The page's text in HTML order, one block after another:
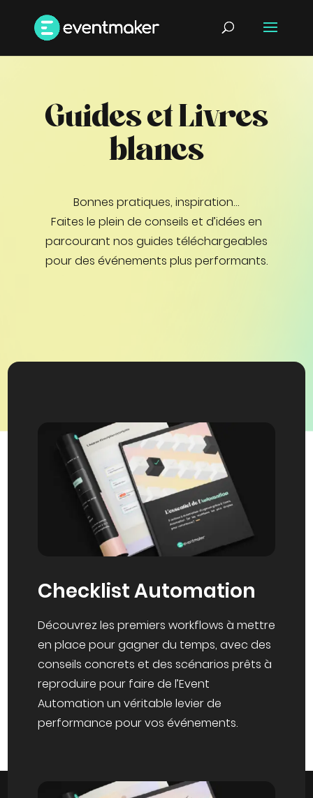
Guides et Livres
blancs
Bonnes pratiques, inspiration…
Faites le plein de conseils et d’idées en
parcourant nos guides téléchargeables
pour des événements plus performants.
Checklist Automation
Découvrez les premiers workflows à mettre
en place pour gagner du temps, avec des
conseils concrets et des scénarios prêts à
reproduire pour faire de l’Event
Automation un véritable levier de
performance pour vos événements.